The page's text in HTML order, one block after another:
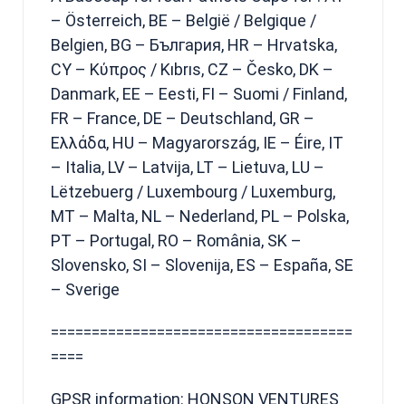
– Österreich, BE – België / Belgique /
Belgien, BG – България, HR – Hrvatska,
CY – Κύπρος / Kıbrıs, CZ – Česko, DK –
Danmark, EE – Eesti, FI – Suomi / Finland,
FR – France, DE – Deutschland, GR –
Ελλάδα, HU – Magyarország, IE – Éire, IT
– Italia, LV – Latvija, LT – Lietuva, LU –
Lëtzebuerg / Luxembourg / Luxemburg,
MT – Malta, NL – Nederland, PL – Polska,
PT – Portugal, RO – România, SK –
Slovensko, SI – Slovenija, ES – España, SE
– Sverige
=====================================
====
GPSR information: HONSON VENTURES